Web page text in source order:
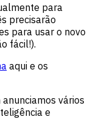
para
precisarão
para usar o novo
fácil!).
aqui e os
vários
e